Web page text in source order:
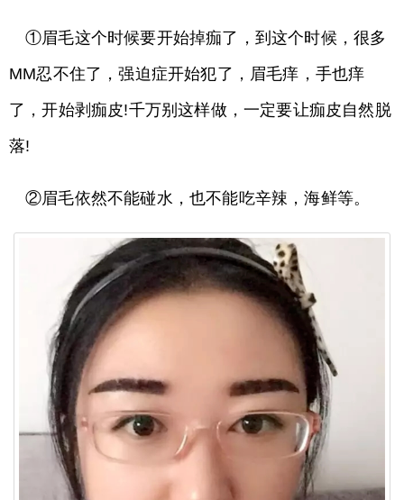
①眉毛这个时候要开始掉痂了，到这个时候，很多
MM忍不住了，强迫症开始犯了，眉毛痒，手也痒
了，开始剥痂皮!千万别这样做，一定要让痂皮自然脱
落!
②眉毛依然不能碰水，也不能吃辛辣，海鲜等。